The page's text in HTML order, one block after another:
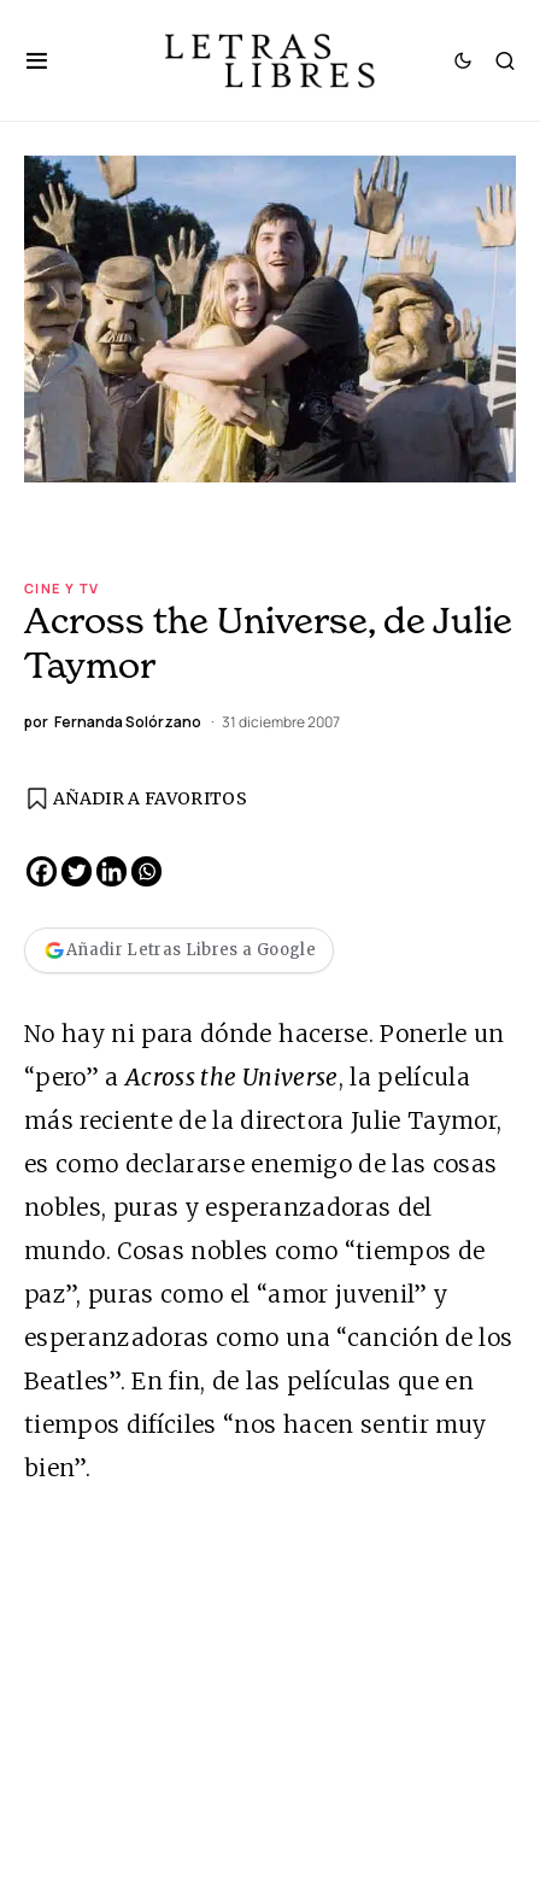
CINE Y TV
Across the Universe, de Julie
Taymor
por Fernanda Solórzano 31 diciembre 2007
AÑADIR A FAVORITOS
Añadir Letras Libres a Google
No hay ni para dónde hacerse. Ponerle un
“pero” aAcross the Universe, la película
más reciente de la directora Julie Taymor,
es como declararse enemigo de las cosas
nobles, puras y esperanzadoras del
mundo. Cosas nobles como “tiempos de
paz”, puras como el “amor juvenil” y
esperanzadoras como una “canción de los
Beatles”. En fin, de las películas que en
tiempos difíciles “nos hacen sentir muy
bien”.